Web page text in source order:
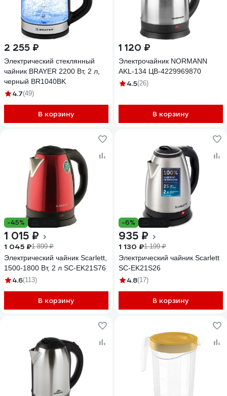
2 255 ₽
Электрический стеклянный
чайник BRAYER 2200 Вт, 2 л,
черный BR1040BK
4.7(49)
В корзину
1 120 ₽
Электрочайник NORMANN
AKL-134 ЦВ-4229969870
4.5(26)
В корзину
-45%
1 015 ₽
1 045 ₽1 899 ₽
Электрический чайник Scarlett,
1500-1800 Вт, 2 л SC-EK21S76
4.6(113)
В корзину
-6%
935 ₽
1 130 ₽1 199 ₽
Электрический чайник Scarlett
SC-EK21S26
4.8(17)
В корзину